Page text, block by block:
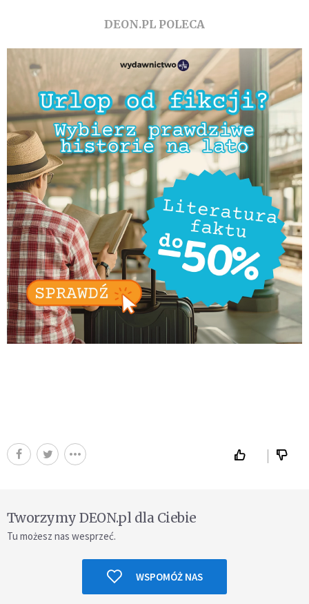
DEON.PL POLECA
Tworzymy DEON.pl dla Ciebie
Tu możesz nas wesprzeć.
WSPOMÓŻ NAS